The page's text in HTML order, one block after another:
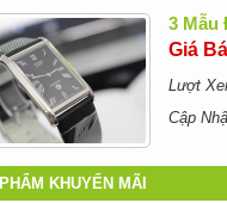
3 Mẫu
Giá
Lượt
Cập
KHUYẾN MÃI